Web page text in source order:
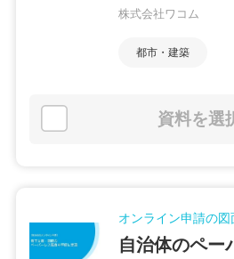
株式会社ワコム
都市・建築
資料を選
オンライン申請の
自治体のペー